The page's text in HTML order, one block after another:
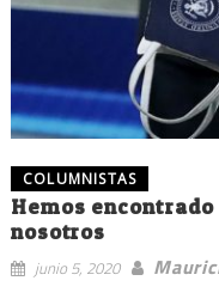
COLUMNISTAS
Hemos
nosotros
junio 5, 2020